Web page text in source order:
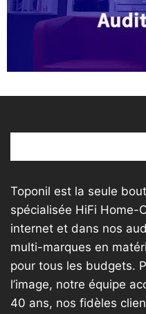
Toponil est la seule
spécialisée HiFi Home-
internet et dans nos
multi-marques en
pour tous les budgets.
l’image, notre équipe
40 ans, nos fidèles